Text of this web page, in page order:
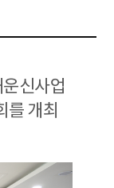
신사업
를 개최